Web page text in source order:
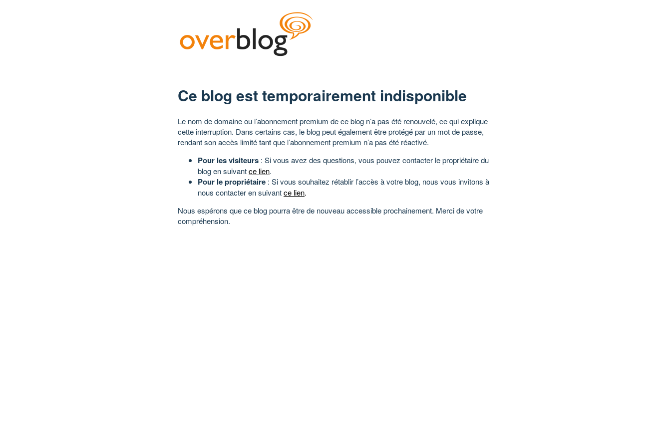
Ce blog est temporairement indisponible
Le nom de domaine ou l’abonnement premium de ce blog n’a pas été renouvelé, ce qui explique
cette interruption. Dans certains cas, le blog peut également être protégé par un mot de passe,
rendant son accès limité tant que l’abonnement premium n’a pas été réactivé.
Pour les visiteurs : Si vous avez des questions, vous pouvez contacter le propriétaire du
blog en suivantce lien.
Pour le propriétaire : Si vous souhaitez rétablir l’accès à votre blog, nous vous invitons à
nous contacter en suivantce lien.
Nous espérons que ce blog pourra être de nouveau accessible prochainement. Merci de votre
compréhension.